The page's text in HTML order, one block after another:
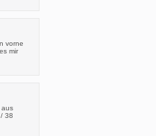
vorne
mir
aus
38